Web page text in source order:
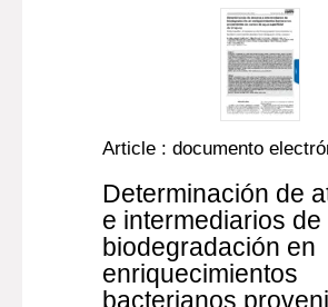
Article : documento
Determinación de
e intermediarios de
biodegradación en
enriquecimientos
bacterianos